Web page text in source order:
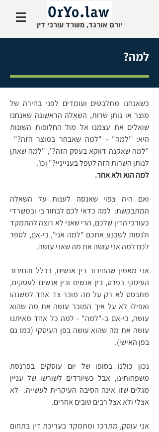
יורם אורגד, משרד עורכי דין
למה?
כשאנחנו מתלבטים ועומדים לפני בחירה של
מוצר או נותן שרות, השאלה הראשונה שאנחנו
שואלים את עצמנו אל מול החלופות השונות
היא: "למה" - "למה שאבחר במוצר הזה?"
"למה שאקנה דווקא בעסק הזה?", "למה שאתן
לנותן השרות הזה לטפל בענייניי?" וכו'.
למה הוא ולא אחר.
ואם היה צפוי שאנסה לענות על השאלה
המתבקשת: למה כדאי לכם לבחור בי ובמשרדי
כעורכי הדין שלכם, הרי שאני לא רוצה להתמקד
ולנסות לשכנע אתכם "למה אני", כי-אם, לספר
לכם למה אני עושה את מה שאני עושה.
אני מאמין שהחיבור בין אנשים, בכלל והחיבור
העיסקי בפרט, בין אנשים ובין אנשים לעסקים,
מתבסס לא רק על מה מוכר צד אחד למשנהו
ואפילו לא על איך המוכר עושה את מה שהוא
עושה, כי-אם ב-"למה" - למה כל אחד מאיתנו
עושה את מה שהוא עושה בפן העיסקי (כמו גם
בפן האישי).
נכון כולנו בסופו של יום עוסקים בפרנסת
משפחותינו, אבל כשיורדים לשורשו של עניין
מגלים שזו אינה הסיבה העיקרית לעשייה. לא
אצלי ולא אצל רבים טובים אחרים.
אני עוסק, מתרכז ומתמקד בעריכת דין בתחום